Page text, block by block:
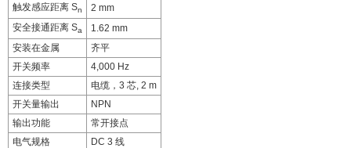
触发感应距离 Sn
2 mm
安全接通距离 Sa
1.62 mm
安装在金属
齐平
开关频率
4,000 Hz
连接类型
电缆，3 芯, 2 m
开关量输出
NPN
输出功能
常开接点
电气规格
DC 3 线